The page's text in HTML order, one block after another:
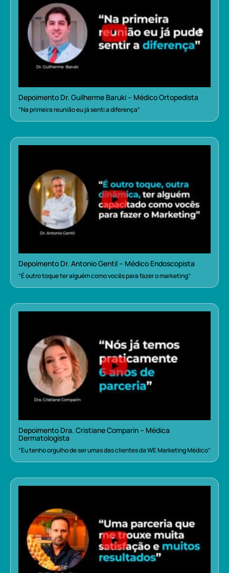
Depoimento Dr. Guilherme Baruki – Médico Ortopedista
“Na primeira reunião eu já senti a diferença”
Depoimento Dr. Antonio Gentil – Médico Endoscopista
“É outro toque ter alguém como vocês para fazer o marketing”
Depoimento Dra. Cristiane Comparin – Médica
Dermatologista
“Eu tenho orgulho de ser umas das clientes da WE Marketing Médico”